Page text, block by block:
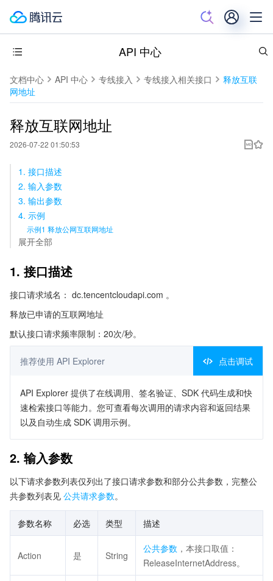
API 中心
文档中心 API 中心 专线接入 专线接入相关接口
释放互联
网地址
释放互联网地址
2026-07-22 01:50:53
1. 接口描述
2. 输入参数
3. 输出参数
4. 示例
示例1 释放公网互联网地址
展开全部
1. 接口描述
接口请求域名： dc.tencentcloudapi.com 。
释放已申请的互联网地址
默认接口请求频率限制：20次/秒。
推荐使用 API Explorer 点击调试
API Explorer 提供了在线调用、签名验证、SDK 代码生成和快
速检索接口等能力。您可查看每次调用的请求内容和返回结果
以及自动生成 SDK 调用示例。
2. 输入参数
以下请求参数列表仅列出了接口请求参数和部分公共参数，完整公
共参数列表见 公共请求参数。
参数名称 必选 类型 描述
Action 是 String
公共参数 ，本接口取值：
ReleaseInternetAddress。